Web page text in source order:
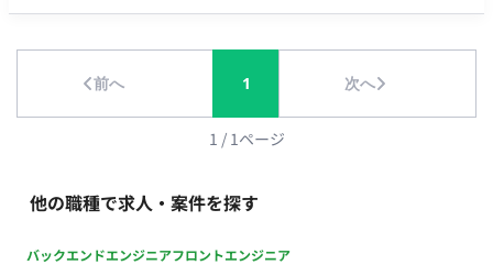
ならびにSNSデータ、会員データ等を活用した分析および改善
善】 AIツール等を活用したマーケティング業務の改善。 ■ 働き
方 ・ 稼働量：週5日 ・ リモート稼働：一部リモート（週に1度
前へ 1 次へ
1 / 1ページ
他の職種で求人・案件を探す
バックエンドエンジニアフロントエンジニア